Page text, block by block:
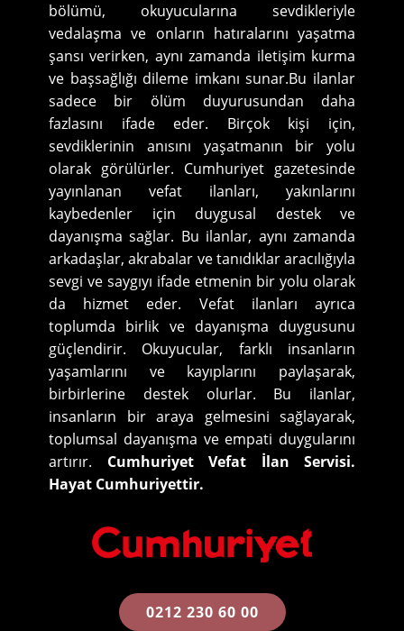
bölümü, okuyucularına sevdikleriyle
vedalaşma ve onların hatıralarını yaşatma
şansı verirken, aynı zamanda iletişim kurma
ve başsağlığı dileme imkanı sunar.Bu ilanlar
sadece bir ölüm duyurusundan daha
fazlasını ifade eder. Birçok kişi için,
sevdiklerinin anısını yaşatmanın bir yolu
olarak görülürler. Cumhuriyet gazetesinde
yayınlanan vefat ilanları, yakınlarını
kaybedenler için duygusal destek ve
dayanışma sağlar. Bu ilanlar, aynı zamanda
arkadaşlar, akrabalar ve tanıdıklar aracılığıyla
sevgi ve saygıyı ifade etmenin bir yolu olarak
da hizmet eder. Vefat ilanları ayrıca
toplumda birlik ve dayanışma duygusunu
güçlendirir. Okuyucular, farklı insanların
yaşamlarını ve kayıplarını paylaşarak,
birbirlerine destek olurlar. Bu ilanlar,
insanların bir araya gelmesini sağlayarak,
toplumsal dayanışma ve empati duygularını
artırır. Cumhuriyet Vefat İlan Servisi.
Hayat Cumhuriyettir.
0212 230 60 00